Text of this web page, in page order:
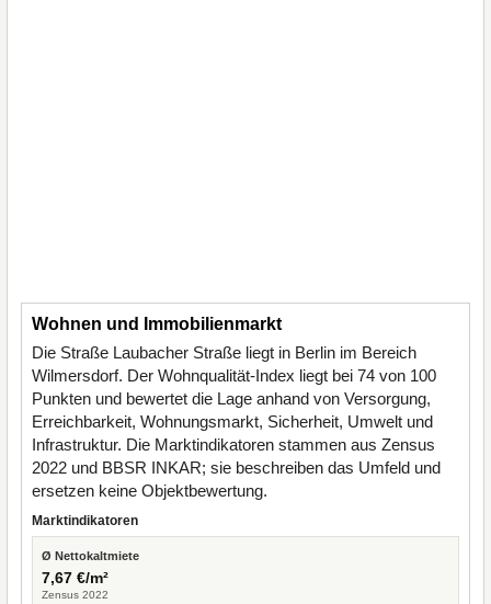
Wohnen und Immobilienmarkt
Die Straße Laubacher Straße liegt in Berlin im Bereich
Wilmersdorf. Der Wohnqualität-Index liegt bei 74 von 100
Punkten und bewertet die Lage anhand von Versorgung,
Erreichbarkeit, Wohnungsmarkt, Sicherheit, Umwelt und
Infrastruktur. Die Marktindikatoren stammen aus Zensus
2022 und BBSR INKAR; sie beschreiben das Umfeld und
ersetzen keine Objektbewertung.
Marktindikatoren
Ø Nettokaltmiete
7,67 €/m²
Zensus 2022